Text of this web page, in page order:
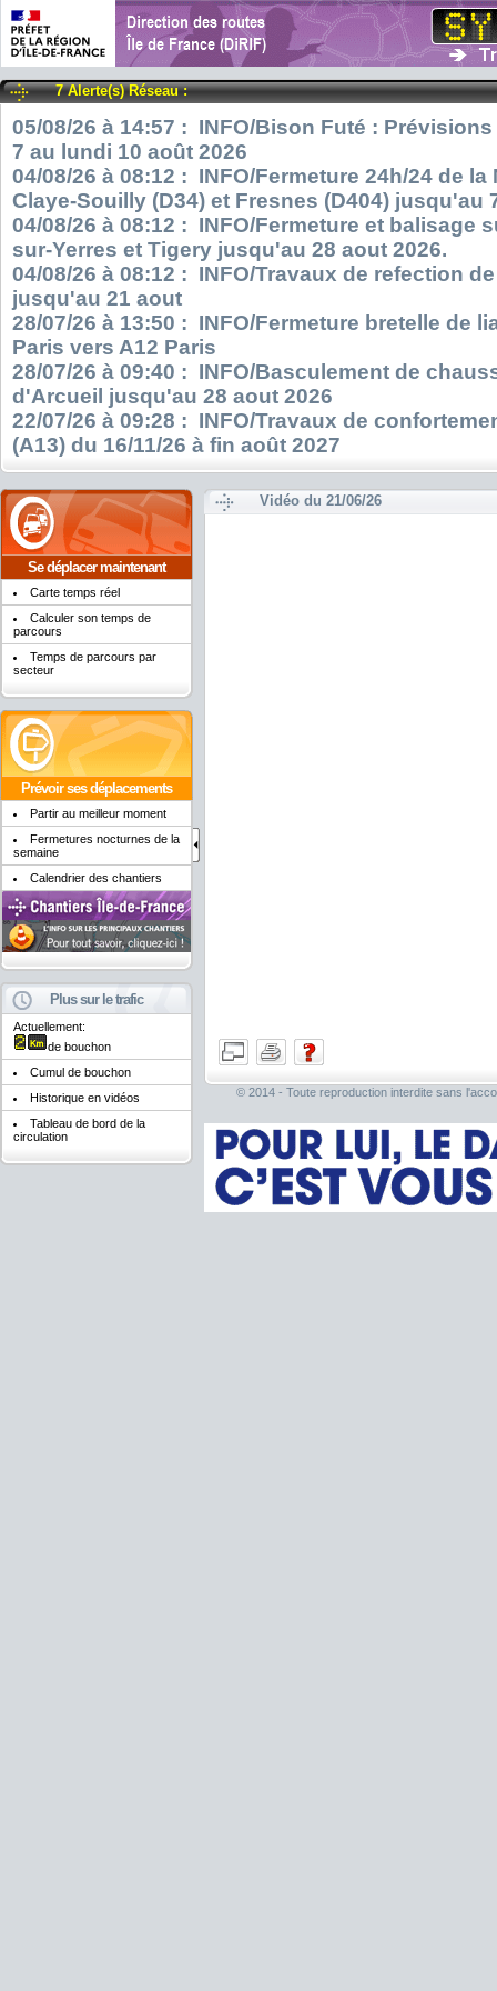
7 Alerte(s) Réseau :
05/08/26 à 14:57 : INFO/Bison Futé :
7 au lundi 10 août 2026
04/08/26 à 08:12 : INFO/Fermeture 24h/24 de
Claye-Souilly (D34) et Fresnes (D404) jusqu'au
04/08/26 à 08:12 : INFO/Fermeture et balisage
sur-Yerres et Tigery jusqu'au 28 aout 2026.
04/08/26 à 08:12 : INFO/Travaux de refection
jusqu'au 21 aout
28/07/26 à 13:50 : INFO/Fermeture bretelle de
Paris vers A12 Paris
28/07/26 à 09:40 : INFO/Basculement de
d'Arcueil jusqu'au 28 aout 2026
22/07/26 à 09:28 : INFO/Travaux de
(A13) du 16/11/26 à fin août 2027
Se déplacer maintenant
Carte temps réel
Calculer son temps de
parcours
Temps de parcours par
secteur
Prévoir ses déplacements
Partir au meilleur moment
Fermetures nocturnes de la
semaine
Calendrier des chantiers
Plus sur le trafic
Actuellement:
de bouchon
Cumul de bouchon
Historique en vidéos
Tableau de bord de la
circulation
Vidéo du 21/06/26
© 2014 - Toute reproduction interdite sans